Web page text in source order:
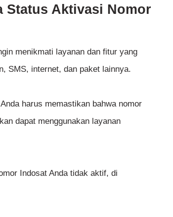
Status Aktivasi Nomor
menikmati layanan dan fitur yang
SMS, internet, dan paket lainnya.
harus memastikan bahwa nomor
dapat menggunakan layanan
Indosat Anda tidak aktif, di